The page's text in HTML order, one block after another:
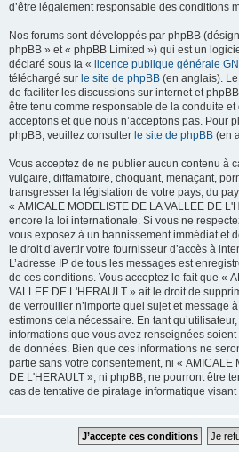
d’être légalement responsable des conditions
Nos forums sont développés par phpBB
phpBB » et « phpBB Limited ») qui est un
déclaré sous la « licence publique générale
téléchargé sur le site de phpBB (en anglais).
de faciliter les discussions sur internet et
être tenu comme responsable de la conduite
acceptons et que nous n’acceptons pas. Pour
phpBB, veuillez consulter le site de phpBB (en
Vous acceptez de ne publier aucun contenu à
vulgaire, diffamatoire, choquant, menaçant,
transgresser la législation de votre pays, du
« AMICALE MODELISTE DE LA VALLEE DE
encore la loi internationale. Si vous ne
vous exposez à un bannissement immédiat et
le droit d’avertir votre fournisseur d’accès à
L’adresse IP de tous les messages est
de ces conditions. Vous acceptez le fait que «
VALLEE DE L'HERAULT » ait le droit de
de verrouiller n’importe quel sujet et message
estimons cela nécessaire. En tant
informations que vous avez renseignées
de données. Bien que ces informations ne
partie sans votre consentement, ni « AMICALE
DE L'HERAULT », ni phpBB, ne pourront être
cas de tentative de piratage informatique